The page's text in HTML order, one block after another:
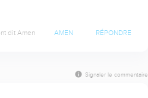
dit Amen AMEN RÉPONDRE
Signaler le commentaire